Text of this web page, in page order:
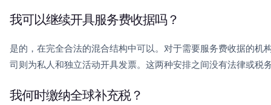
我可以继续开具服务费收据吗？
是的，在完全合法的混合结构中可以。对于需要服务费收据的机
司则为私人和独立活动开具发票。这两种安排之间没有法律或税
我何时缴纳全球补充税？